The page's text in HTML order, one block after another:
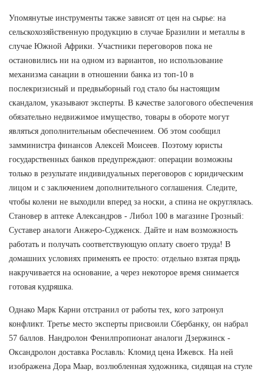
Упомянутые инструменты также зависят от цен на сырье: на
сельскохозяйственную продукцию в случае Бразилии и металлы в
случае Южной Африки. Участники переговоров пока не
остановились ни на одном из вариантов, но использование
механизма санации в отношении банка из топ-10 в
послекризисный и предвыборный год стало бы настоящим
скандалом, указывают эксперты. В качестве залогового обеспечения
обязательно недвижимое имущество, товары в обороте могут
являться дополнительным обеспечением. Об этом сообщил
замминистра финансов Алексей Моисеев. Поэтому юристы
государственных банков предупреждают: операции возможны
только в результате индивидуальных переговоров с юридическим
лицом и с заключением дополнительного соглашения. Следите,
чтобы колени не выходили вперед за носки, а спина не округлялась.
Становер в аптеке Александров - Либол 100 в магазине Грозный:
Суставер аналоги Анжеро-Судженск. Дайте и нам возможность
работать и получать соответствующую оплату своего труда! В
домашних условиях применять ее просто: отдельно взятая прядь
накручивается на основание, а через некоторое время снимается
готовая кудряшка.
Однако Марк Карни отстранил от работы тех, кого затронул
конфликт. Третье место эксперты присвоили Сбербанку, он набрал
57 баллов. Нандролон Фенилпропионат аналоги Дзержинск -
Оксандролон доставка Рославль: Кломид цена Ижевск. На ней
изображена Дора Маар, возлюбленная художника, сидящая на стуле